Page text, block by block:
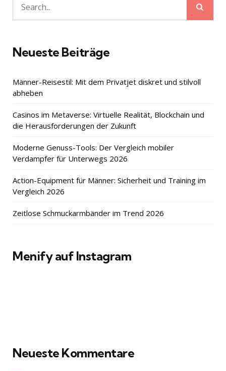
Search
for:
Neueste Beiträge
Männer-Reisestil: Mit dem Privatjet diskret und stilvoll
abheben
Casinos im Metaverse: Virtuelle Realität, Blockchain und
die Herausforderungen der Zukunft
Moderne Genuss-Tools: Der Vergleich mobiler
Verdampfer für Unterwegs 2026
Action-Equipment für Männer: Sicherheit und Training im
Vergleich 2026
Zeitlose Schmuckarmbänder im Trend 2026
Menify auf Instagram
Neueste Kommentare